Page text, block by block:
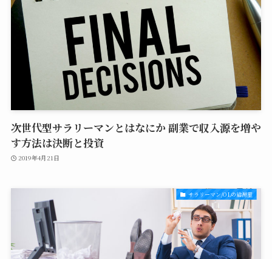
次世代型サラリーマンとはなにか 副業で収入源を増や
す方法は決断と投資
2019年4月21日
サラリーマン/OLの給湯室